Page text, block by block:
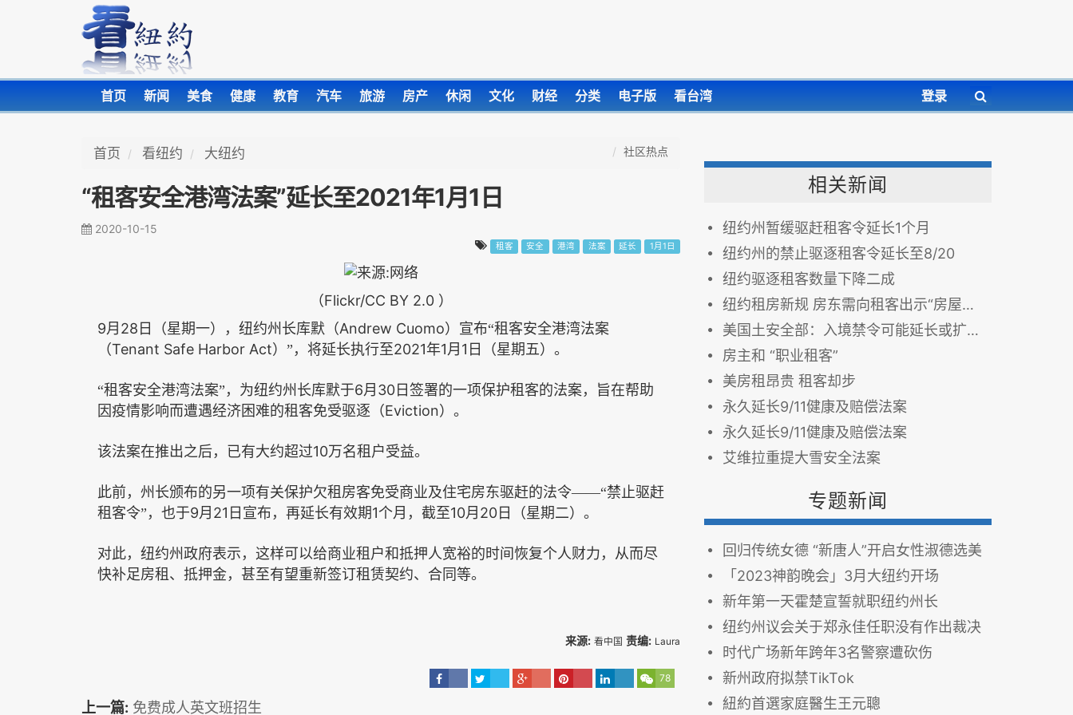
首页 新闻 美食 健康 教育 汽车 旅游 房产 休闲 文化 财经 分类 电子版 看台湾 登录
首页 看纽约 大纽约 社区热点
“租客安全港湾法案”延长至2021年1月1日
2020-10-15
租客 安全 港湾 法案 延长 1月1日
（Flickr/CC BY 2.0 ）
9月 28 日（星期一），纽约州长库默（Andrew Cuomo）宣布“租客安全港湾法案
（Tenant Safe Harbor Act）”，将延长执行至2021年1 月 1 日（星期五）。
“租客安全港湾法案”，为纽约州长库默于6月 30 日签署的一项保护租客的法案，旨在帮助
因疫情影响而遭遇经济困难的租客免受驱逐（Eviction）。
该法案在推出之后，已有大约超过10万名租户受益。
此前，州长颁布的另一项有关保护欠租房客免受商业及住宅房东驱赶的法令——“禁止驱赶
租客令”，也于9月 21 日宣布，再延长有效期1个月，截至10月 20 日（星期二）。
对此，纽约州政府表示，这样可以给商业租户和抵押人宽裕的时间恢复个人财力，从而尽
快补足房租、抵押金，甚至有望重新签订租赁契约、合同等。
来源: 看中国 责编: Laura
78
上一篇: 免费成人英文班招生
相关新闻
纽约州暂缓驱赶租客令延长1个月
纽约州的禁止驱逐租客令延长至8/20
纽约驱逐租客数量下降二成
纽约租房新规 房东需向租客出示“房屋使用证”
美国土安全部：入境禁令可能延长或扩大范围
房主和 “职业租客”
美房租昂贵 租客却步
永久延长9/11健康及赔偿法案
永久延长9/11健康及赔偿法案
艾维拉重提大雪安全法案
专题新闻
回归传统女德 “新唐人”开启女性淑德选美
「2023神韵晚会」3月大纽约开场
新年第一天霍楚宣誓就职纽约州长
纽约州议会关于郑永佳任职没有作出裁决
时代广场新年跨年3名警察遭砍伤
新州政府拟禁TikTok
紐約首選家庭醫生王元聰